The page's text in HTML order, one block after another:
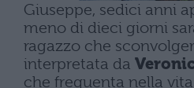
Giuseppe, sedici anni
meno di dieci giorni
ragazzo che
interpretata da
che frequenta nella